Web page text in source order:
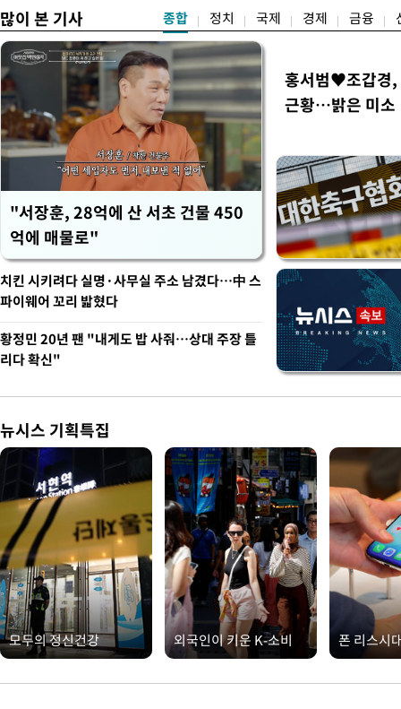
많이 본 기사 종합 정치 국제 경제 금융
"서장훈, 28억에 산 서초 건물 450
억에 매물로"
홍서범♥조갑경,
근황…밝은 미소
치킨 시키려다 실명·사무실 주소 남겼다…中 스
파이웨어 꼬리 밟혔다
황정민 20년 팬 "내게도 밥 사줘…상대 주장 틀
리다 확신"
뉴시스 기획특집
모두의 정신건강 외국인이 키운 K-소비 폰 리스시